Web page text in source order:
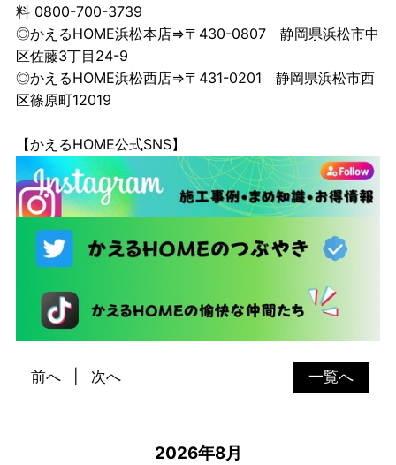
料 0800-700-3739
◎かえるHOME浜松本店⇒〒430-0807 静岡県浜松市中
区佐藤3丁目24-9
◎かえるHOME浜松西店⇒〒431-0201 静岡県浜松市西
区篠原町12019
【かえるHOME公式SNS】
一覧へ
前へ 次へ
2026年8月